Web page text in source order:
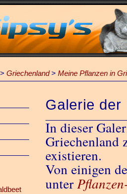
> Griechenland> Meine Pflanzen in
Galerie der
In dieser
Griechenland
existieren.
Von einigen
unter